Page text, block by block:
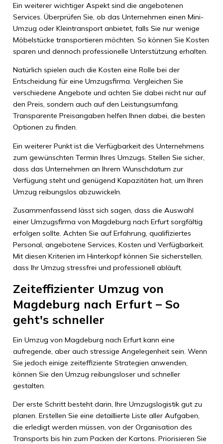
Ein weiterer wichtiger Aspekt sind die angebotenen
Services. Überprüfen Sie, ob das Unternehmen einen Mini-
Umzug oder Kleintransport anbietet, falls Sie nur wenige
Möbelstücke transportieren möchten. So können Sie Kosten
sparen und dennoch professionelle Unterstützung erhalten.
Natürlich spielen auch die Kosten eine Rolle bei der
Entscheidung für eine Umzugsfirma. Vergleichen Sie
verschiedene Angebote und achten Sie dabei nicht nur auf
den Preis, sondern auch auf den Leistungsumfang.
Transparente Preisangaben helfen Ihnen dabei, die besten
Optionen zu finden.
Ein weiterer Punkt ist die Verfügbarkeit des Unternehmens
zum gewünschten Termin Ihres Umzugs. Stellen Sie sicher,
dass das Unternehmen an Ihrem Wunschdatum zur
Verfügung steht und genügend Kapazitäten hat, um Ihren
Umzug reibungslos abzuwickeln.
Zusammenfassend lässt sich sagen, dass die Auswahl
einer Umzugsfirma von Magdeburg nach Erfurt sorgfältig
erfolgen sollte. Achten Sie auf Erfahrung, qualifiziertes
Personal, angebotene Services, Kosten und Verfügbarkeit.
Mit diesen Kriterien im Hinterkopf können Sie sicherstellen,
dass Ihr Umzug stressfrei und professionell abläuft.
Zeiteffizienter Umzug von
Magdeburg nach Erfurt – So
geht's schneller
Ein Umzug von Magdeburg nach Erfurt kann eine
aufregende, aber auch stressige Angelegenheit sein. Wenn
Sie jedoch einige zeiteffiziente Strategien anwenden,
können Sie den Umzug reibungsloser und schneller
gestalten.
Der erste Schritt besteht darin, Ihre Umzugslogistik gut zu
planen. Erstellen Sie eine detaillierte Liste aller Aufgaben,
die erledigt werden müssen, von der Organisation des
Transports bis hin zum Packen der Kartons. Priorisieren Sie